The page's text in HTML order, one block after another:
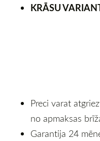
KRĀSU
Preci varat
no apmaksas
Garantija 24